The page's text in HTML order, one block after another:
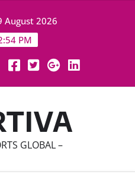
August 2026
PM
GLOBAL –